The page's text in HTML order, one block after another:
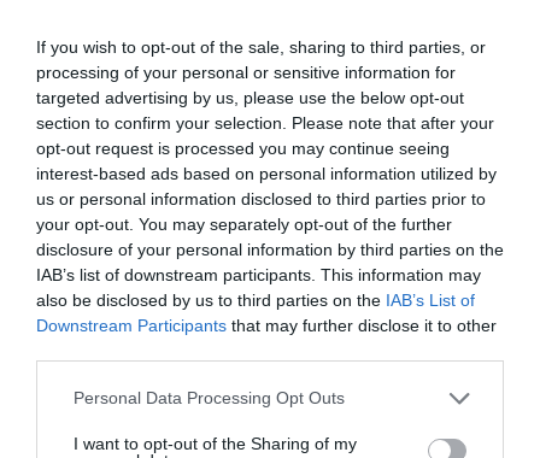
If you wish to opt-out of the sale, sharing to third parties, or
processing of your personal or sensitive information for
targeted advertising by us, please use the below opt-out
section to confirm your selection. Please note that after your
opt-out request is processed you may continue seeing
interest-based ads based on personal information utilized by
us or personal information disclosed to third parties prior to
your opt-out. You may separately opt-out of the further
disclosure of your personal information by third parties on the
IAB’s list of downstream participants. This information may
also be disclosed by us to third parties on the IAB’s List of
Downstream Participants that may further disclose it to other
Please note that this website/app uses one or more Google
not limited to your visit or usage behaviour. You may click to
Personal Data Processing Opt Outs
I want to opt-out of the Sharing of my
Πειραιώς: Νέες
χρηματοδοτήσεις €500 εκατ. για
πράσινη και ψηφιακή μετάβαση
μέσω συμφωνίας με την EBRD
Νέες χρηματοδοτήσεις έως και €500 εκατ., οι οποίες
θα συμβάλλουν στην πράσινη και ψηφιακή μετάβαση
της χώρας, αναμένεται να υποστηρίξει η συμφωνία
της Πειραιώς με την Eυρωπαϊκή Τράπεζα
Ανασυγκρότησης και Ανάπτυ...
11:45 | 03 Αυγούστου 2026 Επιχειρήσεις